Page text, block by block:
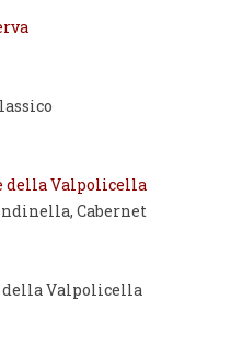
della Valpolicella
Cabernet
della Valpolicella